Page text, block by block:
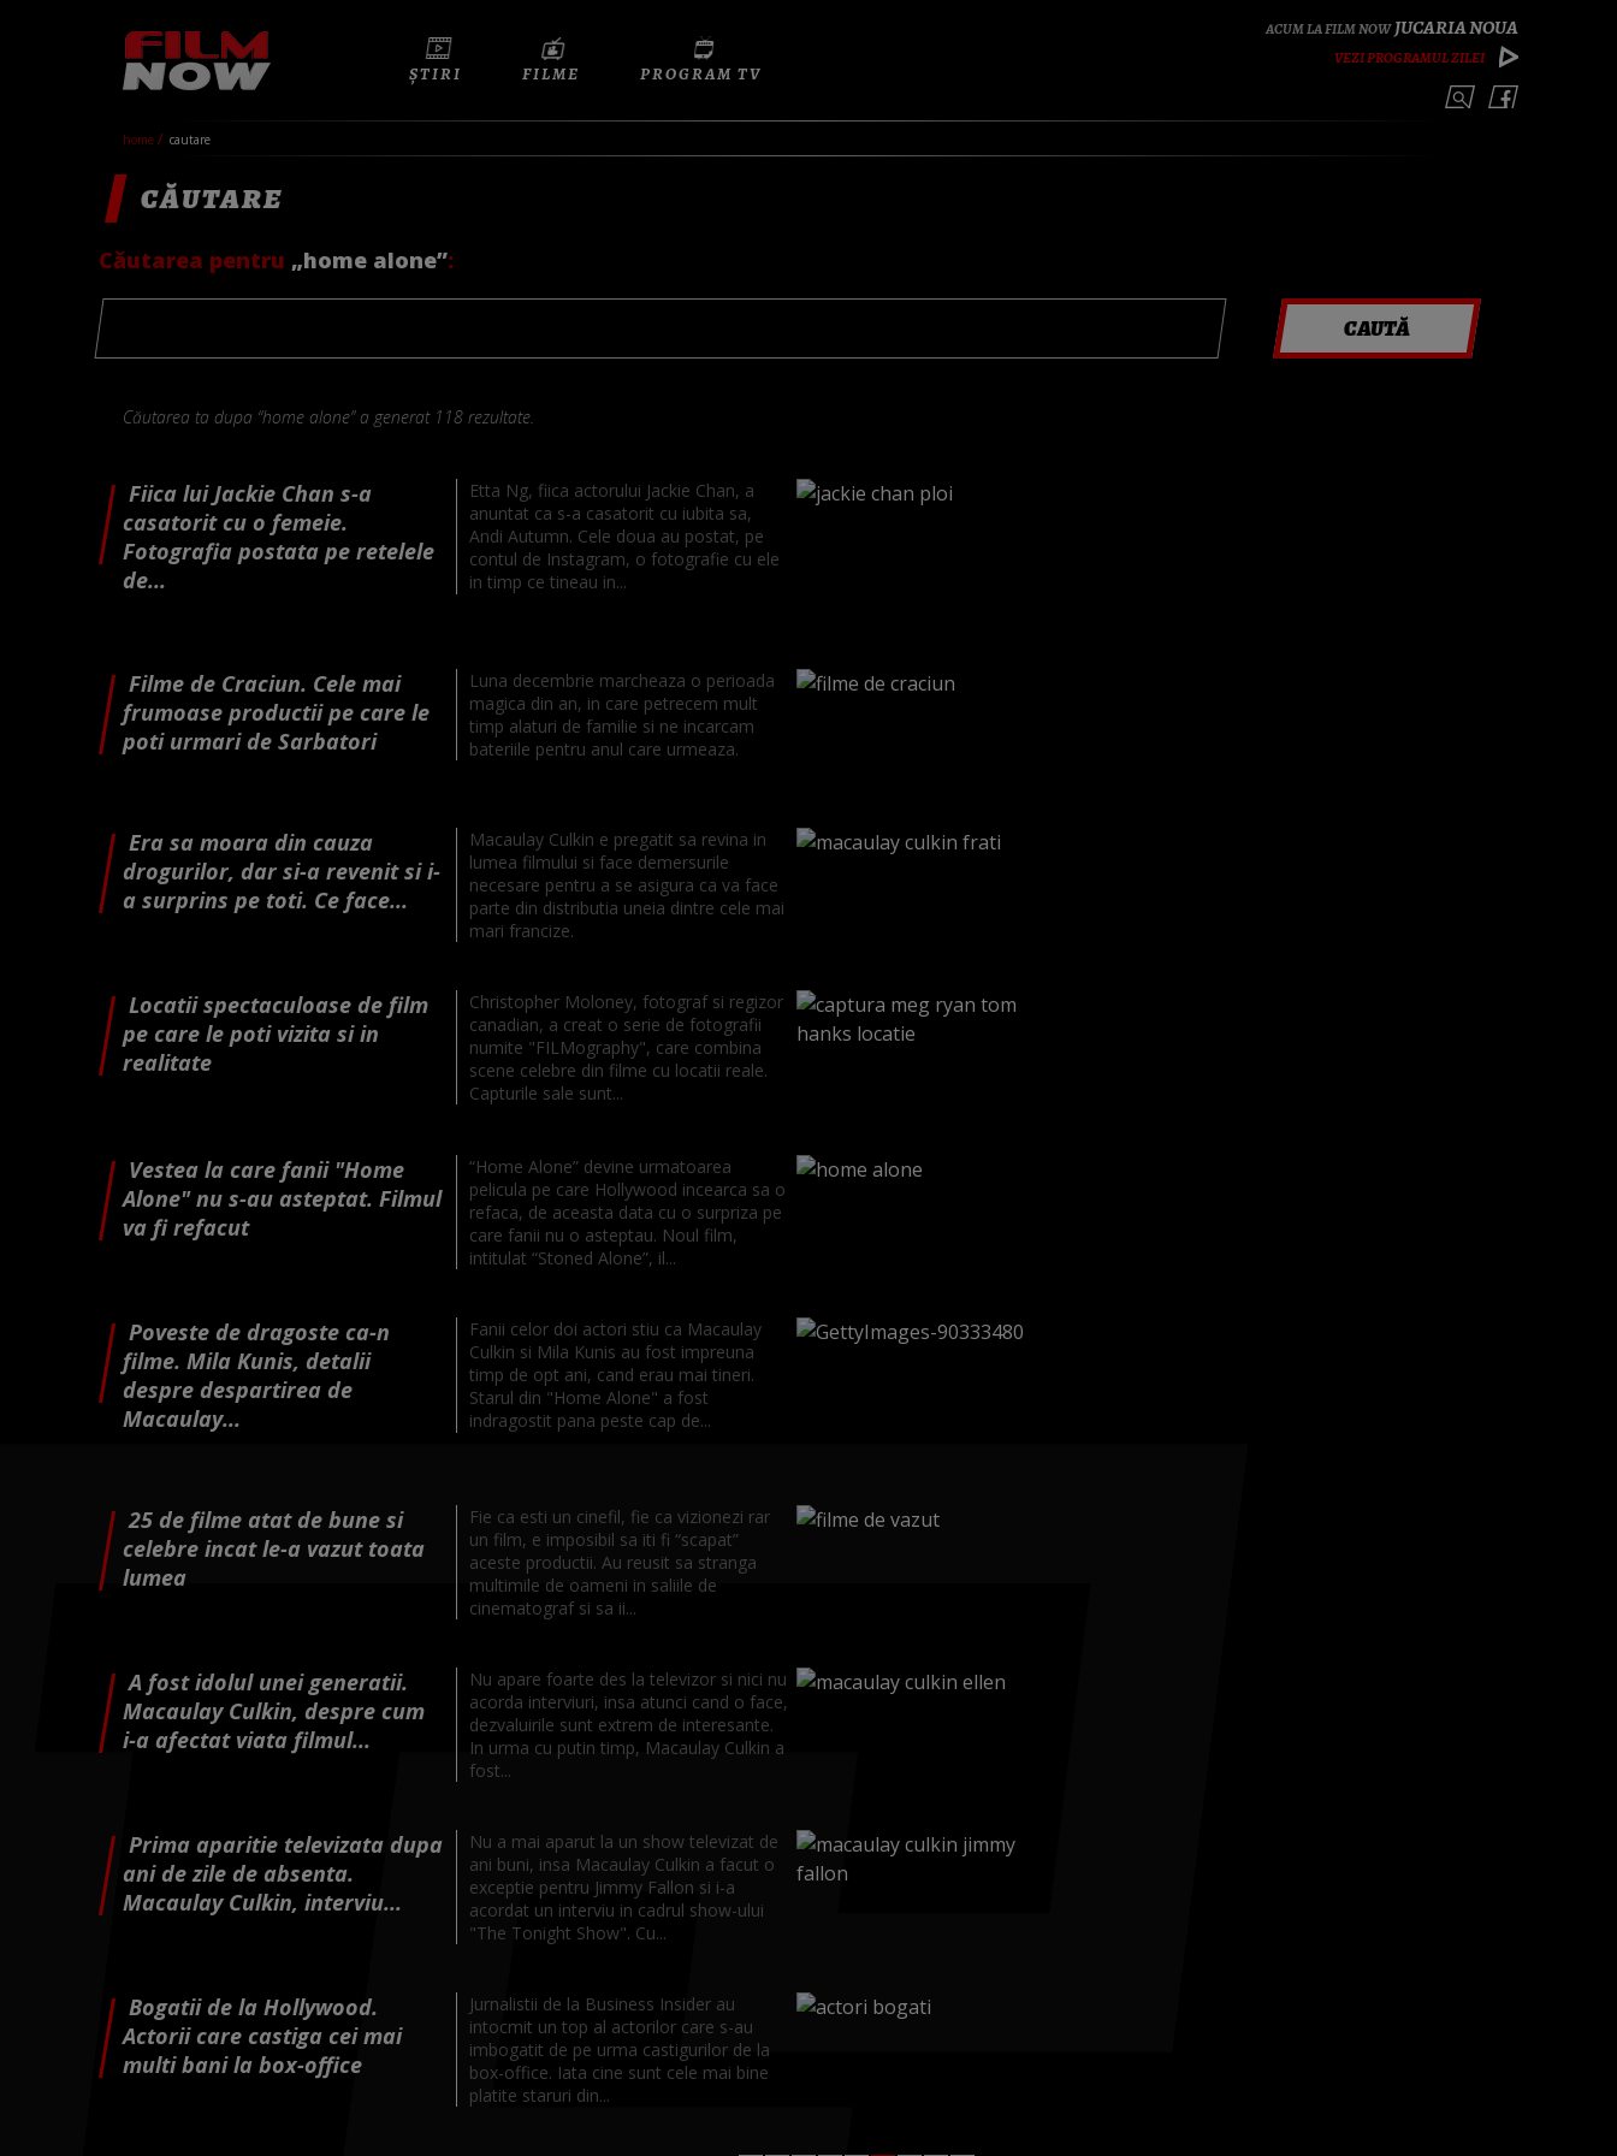
JUCARIA NOUA
VEZI PROGRAMUL ZILEI
ȘTIRI FILME PROGRAM TV
home cautare
CĂUTARE
Căutarea pentru „home alone”:
Căutarea ta dupa “home alone” a generat 118 rezultate.
Fiica lui Jackie Chan s-a
casatorit cu o femeie.
Fotografia postata pe retelele
de...
Etta Ng, fiica actorului Jackie Chan, a
anuntat ca s-a casatorit cu iubita sa,
Andi Autumn. Cele doua au postat, pe
contul de Instagram, o fotografie cu ele
in timp ce tineau in...
Filme de Craciun. Cele mai
frumoase productii pe care le
poti urmari de Sarbatori
Luna decembrie marcheaza o perioada
magica din an, in care petrecem mult
timp alaturi de familie si ne incarcam
bateriile pentru anul care urmeaza.
Era sa moara din cauza
drogurilor, dar si-a revenit si i-
a surprins pe toti. Ce face...
Macaulay Culkin e pregatit sa revina in
lumea filmului si face demersurile
necesare pentru a se asigura ca va face
parte din distributia uneia dintre cele mai
mari francize.
Locatii spectaculoase de film
pe care le poti vizita si in
realitate
Christopher Moloney, fotograf si regizor
canadian, a creat o serie de fotografii
numite "FILMography", care combina
scene celebre din filme cu locatii reale.
Capturile sale sunt...
Vestea la care fanii "Home
Alone" nu s-au asteptat. Filmul
va fi refacut
“Home Alone” devine urmatoarea
pelicula pe care Hollywood incearca sa o
refaca, de aceasta data cu o surpriza pe
care fanii nu o asteptau. Noul film,
intitulat “Stoned Alone”, il...
Poveste de dragoste ca-n
filme. Mila Kunis, detalii
despre despartirea de
Macaulay...
Fanii celor doi actori stiu ca Macaulay
Culkin si Mila Kunis au fost impreuna
timp de opt ani, cand erau mai tineri.
Starul din "Home Alone" a fost
indragostit pana peste cap de...
25 de filme atat de bune si
celebre incat le-a vazut toata
lumea
Fie ca esti un cinefil, fie ca vizionezi rar
un film, e imposibil sa iti fi “scapat”
aceste productii. Au reusit sa stranga
multimile de oameni in saliile de
cinematograf si sa ii...
A fost idolul unei generatii.
Macaulay Culkin, despre cum
i-a afectat viata filmul...
Nu apare foarte des la televizor si nici nu
acorda interviuri, insa atunci cand o face,
dezvaluirile sunt extrem de interesante.
In urma cu putin timp, Macaulay Culkin a
fost...
Prima aparitie televizata dupa
ani de zile de absenta.
Macaulay Culkin, interviu...
Nu a mai aparut la un show televizat de
ani buni, insa Macaulay Culkin a facut o
exceptie pentru Jimmy Fallon si i-a
acordat un interviu in cadrul show-ului
"The Tonight Show". Cu...
Bogatii de la Hollywood.
Actorii care castiga cei mai
multi bani la box-office
Jurnalistii de la Business Insider au
intocmit un top al actorilor care s-au
imbogatit de pe urma castigurilor de la
box-office. Iata cine sunt cele mai bine
platite staruri din...